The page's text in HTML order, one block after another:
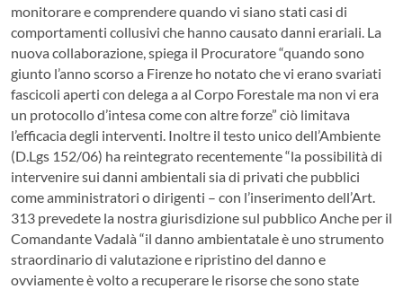
monitorare e comprendere quando vi siano stati casi di
comportamenti collusivi che hanno causato danni erariali. La
nuova collaborazione, spiega il Procuratore “quando sono
giunto l’anno scorso a Firenze ho notato che vi erano svariati
fascicoli aperti con delega a al Corpo Forestale ma non vi era
un protocollo d’intesa come con altre forze” ciò limitava
l’efficacia degli interventi. Inoltre il testo unico dell’Ambiente
(D.Lgs 152/06) ha reintegrato recentemente “la possibilità di
intervenire sui danni ambientali sia di privati che pubblici
come amministratori o dirigenti – con l’inserimento dell’Art.
313 prevedete la nostra giurisdizione sul pubblico Anche per il
Comandante Vadalà “il danno ambientatale è uno strumento
straordinario di valutazione e ripristino del danno e
ovviamente è volto a recuperare le risorse che sono state